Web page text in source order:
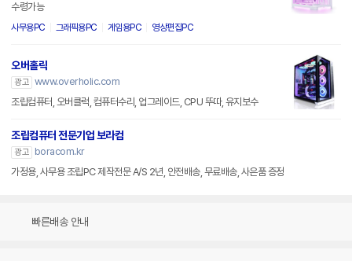
수령가능
사무용PC 그래픽용PC 게임용PC 영상편집PC
오버홀릭
광고 www.overholic.com
조립컴퓨터, 오버클럭, 컴퓨터수리, 업그레이드, CPU 뚜따, 유지보수
조립컴퓨터 전문기업 보라컴
광고
boracom.kr
가정용, 사무용 조립PC 제작전문 A/S 2년, 안전배송, 무료배송, 사은품 증정
빠른배송 안내